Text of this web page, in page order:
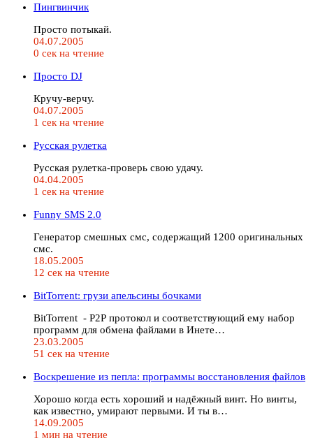
Пингвинчик
Просто потыкай.
04.07.2005
0 сек на чтение
Просто DJ
Кручу-верчу.
04.07.2005
1 сек на чтение
Русская рулетка
Русская рулетка-проверь свою удачу.
04.04.2005
1 сек на чтение
Funny SMS 2.0
Генератор смешных смс, содержащий 1200 оригинальных
смс.
18.05.2005
12 сек на чтение
BitTorrent: грузи апельсины бочками
BitTorrent - Р2Р протокол и соответствующий ему набор
программ для обмена файлами в Инете…
23.03.2005
51 сек на чтение
Воскрешение из пепла: программы восстановления файлов
Хорошо когда есть хороший и надёжный винт. Но винты,
как известно, умирают первыми. И ты в…
14.09.2005
1 мин на чтение